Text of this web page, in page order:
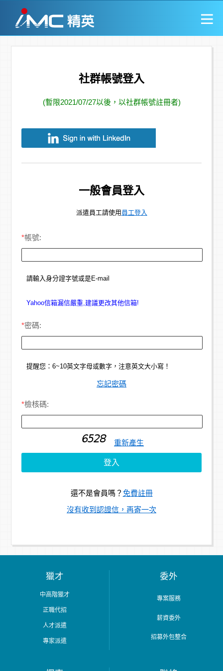
社群帳號登入
(暫限2021/07/27以後，以社群帳號註冊者)
一般會員登入
派遣員工請使用 員工登入
*帳號:
請輸入身分證字號或是E-mail
Yahoo信箱漏信嚴重,建議更改其他信箱!
*密碼:
提醒您：6~10英文字母或數字，注意英文大小寫！
忘記密碼
*檢核碼:
重新產生
還不是會員嗎？ 免費註冊
沒有收到認證信，再寄一次
獵才
中高階獵才
正職代招
人才派遣
專家派遣
委外
專案服務
薪資委外
招募外包整合